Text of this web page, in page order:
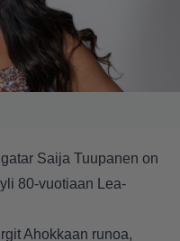
Saija Tuupanen on
80-vuotiaan Lea-
Ahokkaan runoa,